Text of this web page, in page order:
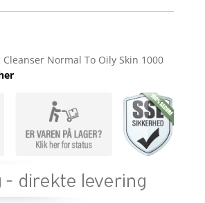
Cleanser Normal To Oily Skin 1000